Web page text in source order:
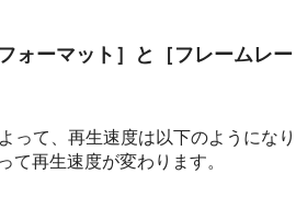
ォーマット］と［フレームレ
て、再生速度は以下のようになり
て再生速度が変わります。